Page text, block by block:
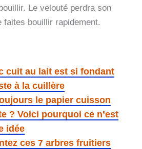
Le velouté perdra son
bouillir rapidement.
cuit au lait est si fondant
à la cuillère
le papier cuisson
? Voici pourquoi ce n’est
idée
ces 7 arbres fruitiers